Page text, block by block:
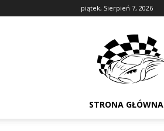
piątek, Sierpień 7, 2026
STRONA GŁÓWNA